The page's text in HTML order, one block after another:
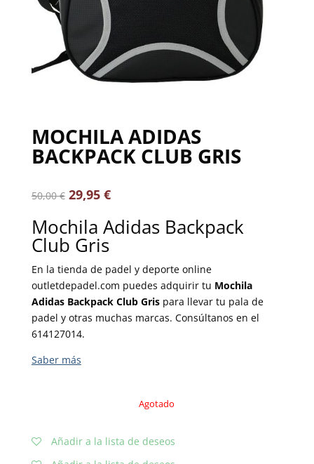
MOCHILA ADIDAS
BACKPACK CLUB GRIS
50,00€ 29,95 €
Mochila Adidas Backpack
Club Gris
En la tienda de padel y deporte online
outletdepadel.com puedes adquirir tu Mochila
Adidas Backpack Club Grispara llevar tu pala de
padel y otras muchas marcas. Consúltanos en el
614127014.
Agotado
Añadir a la lista de deseos